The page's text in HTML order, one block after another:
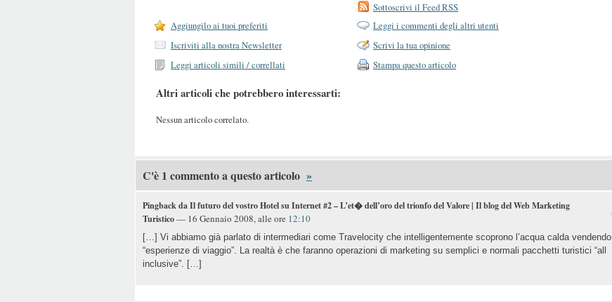
Sottoscrivi il Feed RSS
Aggiungilo ai tuoi preferiti
Leggi i commenti degli altri utenti
Iscriviti alla nostra Newsletter
Scrivi la tua opinione
Leggi articoli simili / correllati
Stampa questo articolo
Altri articoli che potrebbero interessarti:
Nessun articolo correlato.
C'è 1 commento a questo articolo »
Pingback da Il futuro del vostro Hotel su Internet #2 – L’et� dell’oro del trionfo del Valore | Il blog del Web Marketing
Turistico— 16 Gennaio 2008, alle ore 12:10
[…] Vi abbiamo già parlato di intermediari come Travelocity che intelligentemente scoprono l’acqua calda vendendo
“esperienze di viaggio”. La realtà è che faranno operazioni di marketing su semplici e normali pacchetti turistici “all
inclusive”. […]